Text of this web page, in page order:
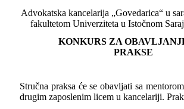
Advokatska kancelarija „Govedarica“ u
fakultetom Univerziteta u Istočnom
KONKURS ZA OBAVLJANJE
PRAKSE
Stručna praksa će se obavljati sa
drugim zaposlenim licem u kancelariji.